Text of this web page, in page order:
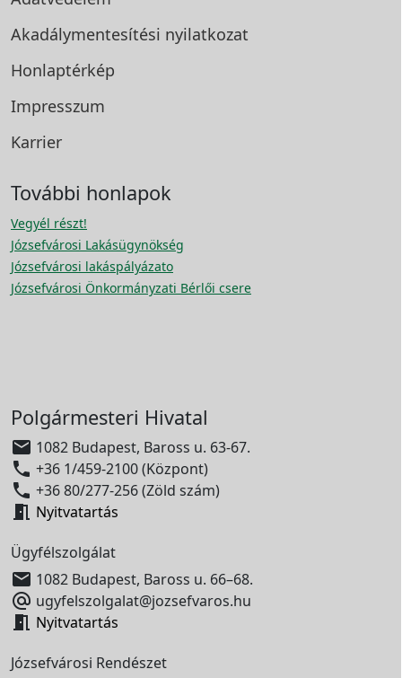
Akadálymentesítési nyilatkozat
Honlaptérkép
Impresszum
Karrier
További honlapok
Vegyél részt!
Józsefvárosi Lakásügynökség
Józsefvárosi lakáspályázato
Józsefvárosi Önkormányzati Bérlői csere
Polgármesteri Hivatal
 1082 Budapest, Baross u. 63-67.
 +36 1/459-2100 (Központ)
 +36 80/277-256 (Zöld szám)
 Nyitvatartás
Ügyfélszolgálat
 1082 Budapest, Baross u. 66–68.
 ugyfelszolgalat@jozsefvaros.hu
 Nyitvatartás
Józsefvárosi Rendészet